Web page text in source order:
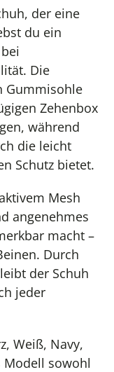
der eine
du ein
Die
Gummisohle
Zehenbox
während
die leicht
Schutz bietet.
Mesh
angenehmes
macht –
Durch
der Schuh
jeder
Weiß, Navy,
Modell sowohl